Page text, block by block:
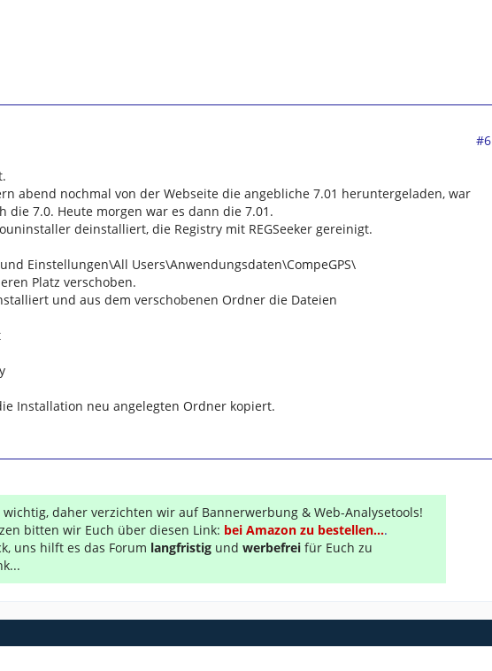
#6
abend nochmal von der Webseite die angebliche 7.01 heruntergeladen, war
die 7.0. Heute morgen war es dann die 7.01.
deinstalliert, die Registry mit REGSeeker gereinigt.
Einstellungen\All Users\Anwendungsdaten\CompeGPS\
Platz verschoben.
und aus dem verschobenen Ordner die Dateien
Installation neu angelegten Ordner kopiert.
wichtig, daher verzichten wir auf Bannerwerbung & Web-Analysetools!
bitten wir Euch über diesen Link: bei Amazon zu bestellen....
uns hilft es das Forum langfristig und werbefrei für Euch zu